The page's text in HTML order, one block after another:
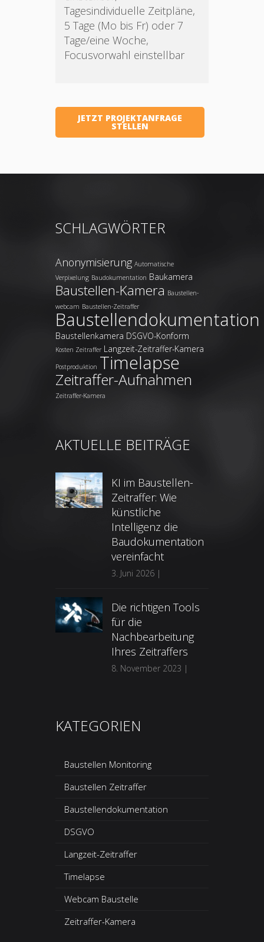
Tagesindividuelle Zeitpläne,
5 Tage (Mo bis Fr) oder 7
Tage/eine Woche,
Focusvorwahl einstellbar
JETZT PROJEKTANFRAGE
STELLEN
SCHLAGWÖRTER
Anonymisierung Automatische
Verpixelung Baudokumentation Baukamera
Baustellen-Kamera Baustellen-
webcam Baustellen-Zeitraffer
Baustellendokumentation
Baustellenkamera DSGVO-Konform
Kosten Zeitraffer Langzeit-Zeitraffer-Kamera
Postproduktion Timelapse
Zeitraffer-Aufnahmen
Zeitraffer-Kamera
AKTUELLE BEITRÄGE
KI im Baustellen-
Zeitraffer: Wie
künstliche
Intelligenz die
Baudokumentation
vereinfacht
3. Juni 2026 |
Die richtigen Tools
für die
Nachbearbeitung
Ihres Zeitraffers
8. November 2023 |
KATEGORIEN
Baustellen Monitoring
Baustellen Zeitraffer
Baustellendokumentation
DSGVO
Langzeit-Zeitraffer
Timelapse
Webcam Baustelle
Zeitraffer-Kamera